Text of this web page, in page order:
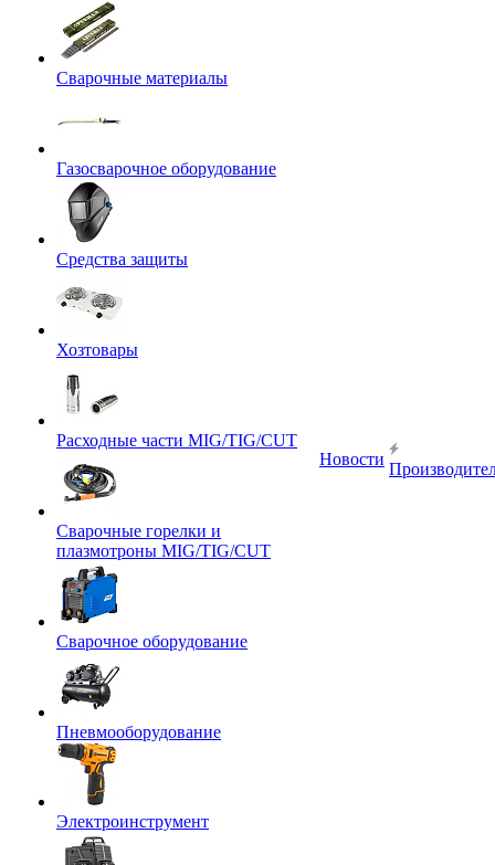
Сварочные материалы
Газосварочное оборудование
Средства защиты
Хозтовары
Расходные части MIG/TIG/CUT
Сварочные горелки и
плазмотроны MIG/TIG/CUT
Сварочное оборудование
Пневмооборудование
Электроинструмент
Новости